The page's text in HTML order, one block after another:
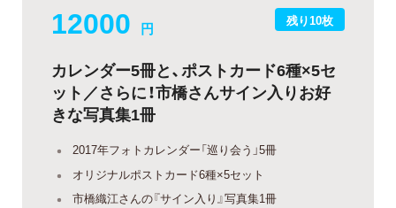
残り10枚
12000 円
カレンダー5冊と、ポストカード6種×5セ
ット／さらに！市橋さんサイン入りお好
きな写真集1冊
2017年フォトカレンダー「巡り会う」5冊
オリジナルポストカード6種×5セット
市橋織江さんの『サイン入り』写真集1冊